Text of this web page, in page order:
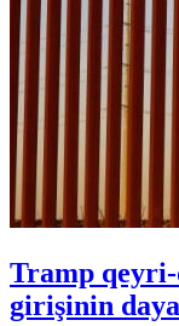
Tramp
girişinin